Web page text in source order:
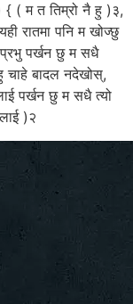
( म त तिम्रो नै हु )३,
रातमा पनि म खोज्छु
पर्खन छु म सधै
चाहे बादल नदेखोस्,
पर्खन छु म सधै त्यो
)२